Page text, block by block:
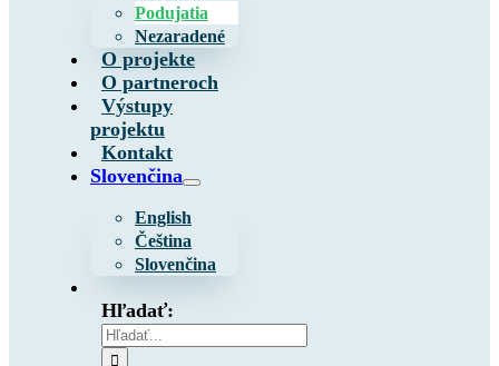
Podujatia
Nezaradené
O projekte
O partneroch
Výstupy
projektu
Kontakt
Slovenčina
English
Čeština
Slovenčina
Hľadať: